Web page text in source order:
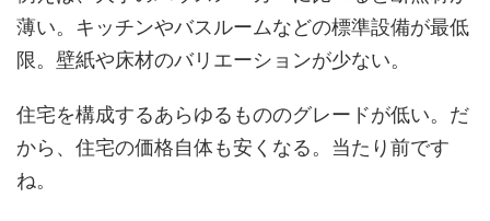
薄い。キッチンやバスルームなどの標準設備が最低
限。壁紙や床材のバリエーションが少ない。
住宅を構成するあらゆるもののグレードが低い。だ
から、住宅の価格自体も安くなる。当たり前です
ね。